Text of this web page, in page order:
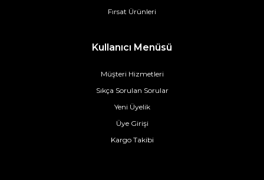
Fırsat Ürünleri
Kullanıcı Menüsü
Müşteri Hizmetleri
Sıkça Sorulan Sorular
Yeni Üyelik
Üye Girişi
Kargo Takibi